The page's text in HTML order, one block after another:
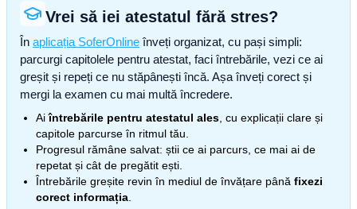
Vrei să iei atestatul fără stres?
În aplicația SoferOnline înveți organizat, cu pași simpli:
parcurgi capitolele pentru atestat, faci întrebările, vezi ce ai
greșit și repeți ce nu stăpânești încă. Așa înveți corect și
mergi la examen cu mai multă încredere.
Aiîntrebările pentru atestatul ales , cu explicații clare și
capitole parcurse în ritmul tău.
Progresul rămâne salvat: știi ce ai parcurs, ce mai ai de
repetat și cât de pregătit ești.
Întrebările greșite revin în mediul de învățare până fixezi
corect informația